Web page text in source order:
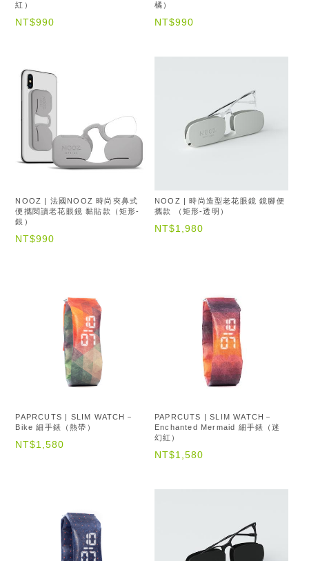
紅）
NT$990
橘）
NT$990
NOOZ | 法國NOOZ 時尚夾鼻式
便攜閱讀老花眼鏡 黏貼款（矩形-
銀）
NT$990
NOOZ | 時尚造型老花眼鏡 鏡腳便
攜款 （矩形-透明）
NT$1,980
PAPRCUTS | SLIM WATCH－
Bike 細手錶（熱帶）
NT$1,580
PAPRCUTS | SLIM WATCH－
Enchanted Mermaid 細手錶（迷
幻紅）
NT$1,580